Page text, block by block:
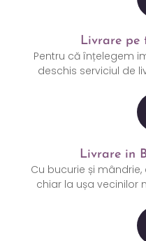
Livrare pe
Pentru că înțelegem
deschis serviciul de
Livrare in
Cu bucurie și
chiar la ușa vecinilor